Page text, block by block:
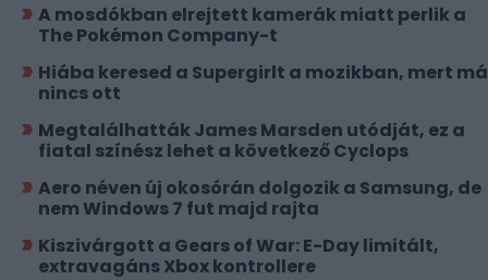
A mosdókban elrejtett kamerák miatt perlik a
The Pokémon Company-t
Hiába keresed a Supergirlt a mozikban, mert
nincs ott
Megtalálhatták James Marsden utódját, ez a
fiatal színész lehet a következő Cyclops
Aero néven új okosórán dolgozik a Samsung, de
nem Windows 7 fut majd rajta
Kiszivárgott a Gears of War: E-Day limitált,
extravagáns Xbox kontrollere